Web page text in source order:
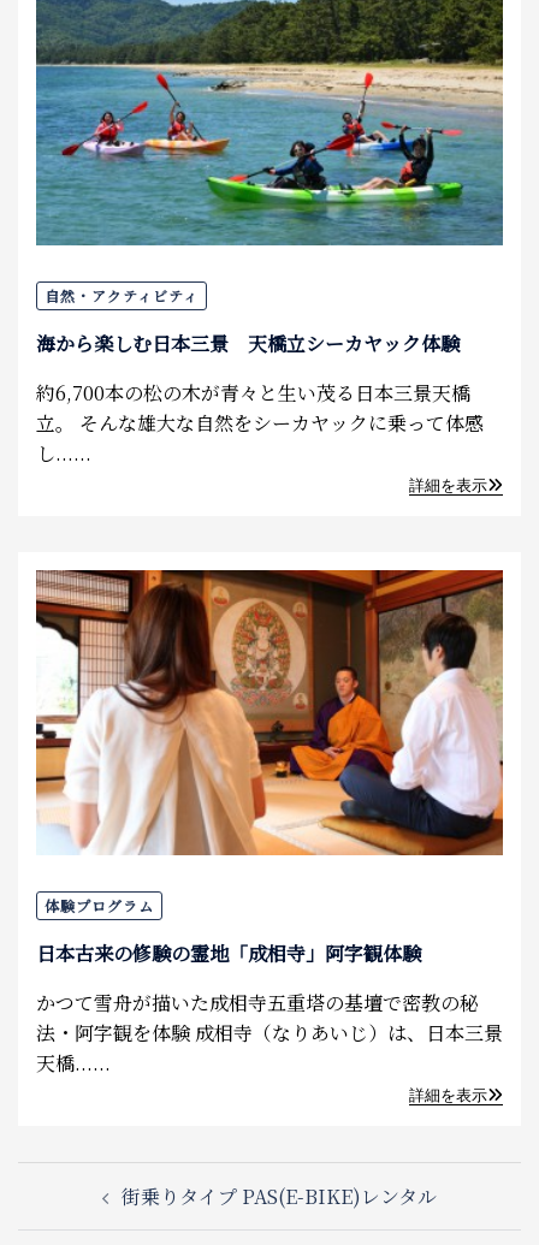
自然・アクティビティ
海から楽しむ日本三景 天橋立シーカヤック体験
約6,700本の松の木が青々と生い茂る日本三景天橋
立。 そんな雄大な自然をシーカヤックに乗って体感
し......
詳細を表示
体験プログラム
日本古来の修験の霊地「成相寺」阿字観体験
かつて雪舟が描いた成相寺五重塔の基壇で密教の秘
法・阿字観を体験 成相寺（なりあいじ）は、日本三景
天橋......
詳細を表示
Post
navigation街乗りタイプ PAS(E-BIKE)レンタル